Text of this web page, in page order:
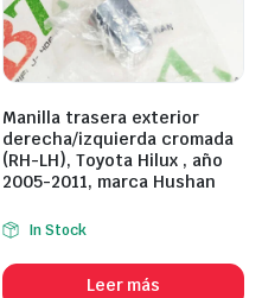
Manilla trasera exterior
derecha/izquierda cromada
(RH-LH), Toyota Hilux , año
2005-2011, marca Hushan
In Stock
Leer más